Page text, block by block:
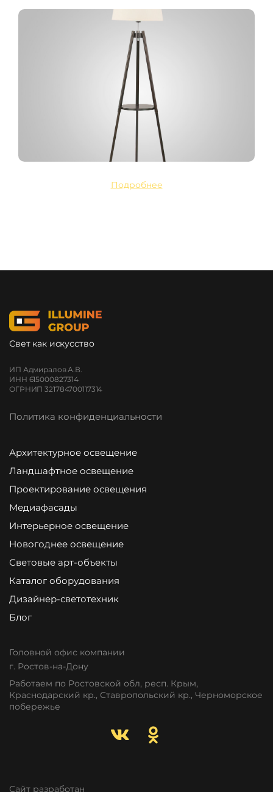
Подробнее
Свет как искусство
ИП Адмиралов А.В.
ИНН 615000827314
ОГРНИП 321784700117314
Политика конфиденциальности
Архитектурное освещение
Ландшафтное освещение
Проектирование освещения
Медиафасады
Интерьерное освещение
Новогоднее освещение
Световые арт-объекты
Каталог оборудования
Дизайнер-светотехник
Блог
Головной офис компании
г. Ростов-на-Дону
Работаем по Ростовской обл, респ. Крым,
Краснодарский кр., Ставропольский кр., Черноморское
побережье
Сайт разработан